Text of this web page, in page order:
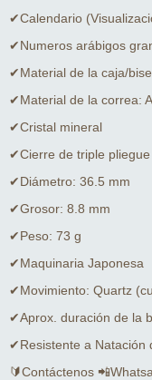
✔Calendario
✔Numeros arábigos
✔Material de la caja/
✔Material de la correa:
✔Cristal mineral
✔Cierre de triple
✔Diámetro: 36.5 mm
✔Grosor: 8.8 mm
✔Peso: 73 g
✔Maquinaria Japonesa
✔Movimiento: Quartz
✔Aprox. duración de la
✔Resistente a Natación
🔰Contáctenos